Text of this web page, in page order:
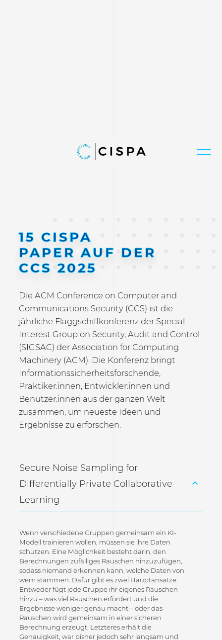
15 CISPA
PAPER AUF DER
CCS 2025
Die ACM Conference on Computer and
Communications Security (CCS) ist die
jährliche Flaggschiffkonferenz der Special
Interest Group on Security, Audit and Control
(SIGSAC) der Association for Computing
Machinery (ACM). Die Konferenz bringt
Informationssicherheitsforschende,
Praktiker:innen, Entwickler:innen und
Benutzer:innen aus der ganzen Welt
zusammen, um neueste Ideen und
Ergebnisse zu erforschen.
Secure Noise Sampling for
Differentially Private Collaborative
Learning
Wenn verschiedene Gruppen gemeinsam ein KI-
Modell trainieren wollen, müssen sie ihre Daten
schützen. Eine Möglichkeit besteht darin, den
Berechnungen zufälliges Rauschen hinzuzufügen,
sodass niemand erkennen kann, welche Daten von
wem stammen. Dafür gibt es zwei Hauptansätze:
Entweder fügt jede Gruppe ihr eigenes Rauschen
hinzu – was viel Rauschen erfordert und die
Ergebnisse weniger genau macht – oder das
Rauschen wird gemeinsam in einer sicheren
Berechnung erzeugt. Letzteres erhält die
Genauigkeit, war bisher jedoch sehr langsam und